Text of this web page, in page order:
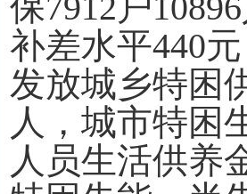
补差水平440
发放城乡特困
人，城市特困
人员生活供养